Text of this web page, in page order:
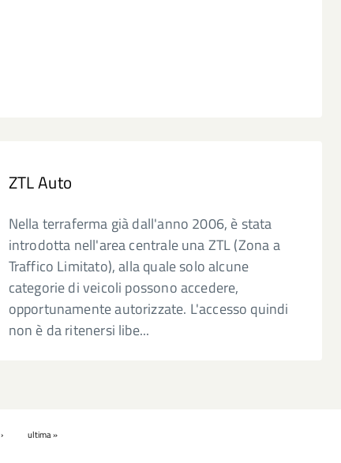
ZTL Auto
Nella terraferma già dall'anno 2006, è stata
introdotta nell'area centrale una ZTL (Zona a
Traffico Limitato), alla quale solo alcune
categorie di veicoli possono accedere,
opportunamente autorizzate. L'accesso quindi
non è da ritenersi libe...
ultima »